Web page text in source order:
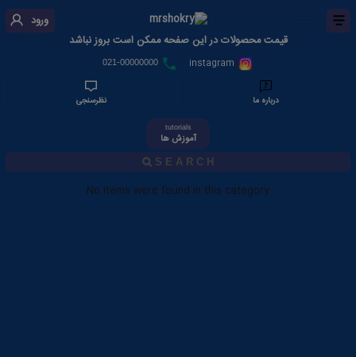
ورود
قیمت محصولات در این صفحه ممکن است بروز نباشد
021-00000000
درباره ما نظرسنجی
tutorials
آموزش ها
No items were found in this category